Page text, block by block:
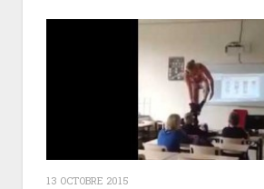
13 OCTOBRE 2015